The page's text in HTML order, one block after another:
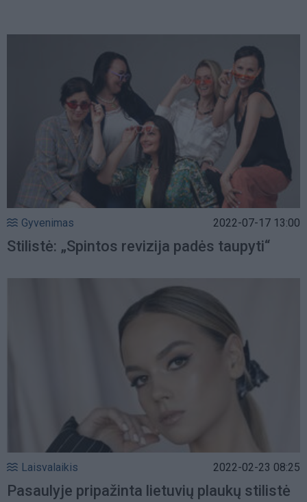
Gyvenimas 2022-07-17 13:00
Stilistė: „Spintos revizija padės taupyti“
Laisvalaikis 2022-02-23 08:25
Pasaulyje pripažinta lietuvių plaukų stilistė